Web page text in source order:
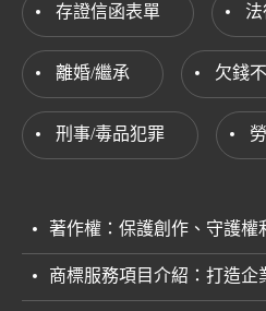
存證信函表單
離婚/繼承 欠錢
刑事/毒品犯罪
著作權：保護創作、守護權
商標服務項目介紹：打造企